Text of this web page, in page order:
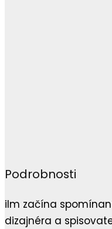
Podrobnosti
ilm začína
dizajnéra a